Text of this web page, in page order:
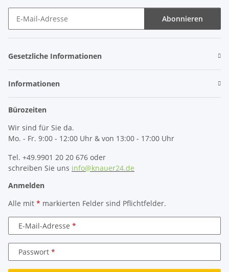
Abonnieren
Gesetzliche Informationen
Informationen
Bürozeiten
Wir sind für Sie da.
Mo. - Fr. 9:00 - 12:00 Uhr & von 13:00 - 17:00 Uhr
Tel. +49.9901 20 20 676 oder
schreiben Sie uns info@knauer24.de
Anmelden
Alle mit * markierten Felder sind Pflichtfelder.
E-Mail-Adresse
Passwort